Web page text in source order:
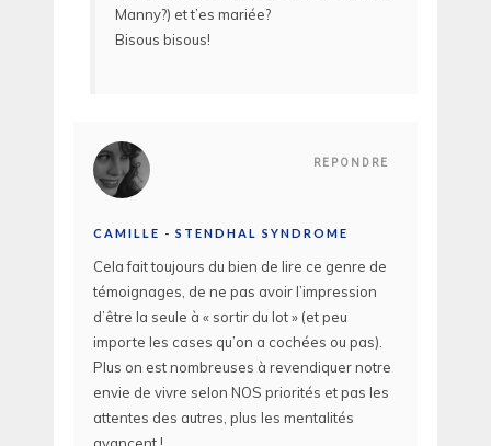
Manny?) et t’es mariée?
Bisous bisous!
REPONDRE
CAMILLE - STENDHAL SYNDROME
Cela fait toujours du bien de lire ce genre de
témoignages, de ne pas avoir l’impression
d’être la seule à « sortir du lot » (et peu
importe les cases qu’on a cochées ou pas).
Plus on est nombreuses à revendiquer notre
envie de vivre selon NOS priorités et pas les
attentes des autres, plus les mentalités
avancent !